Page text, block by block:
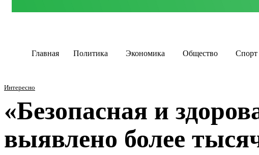
Главная Политика Экономика Общество Спорт
Интересно
«Безопасная и
выявлено более